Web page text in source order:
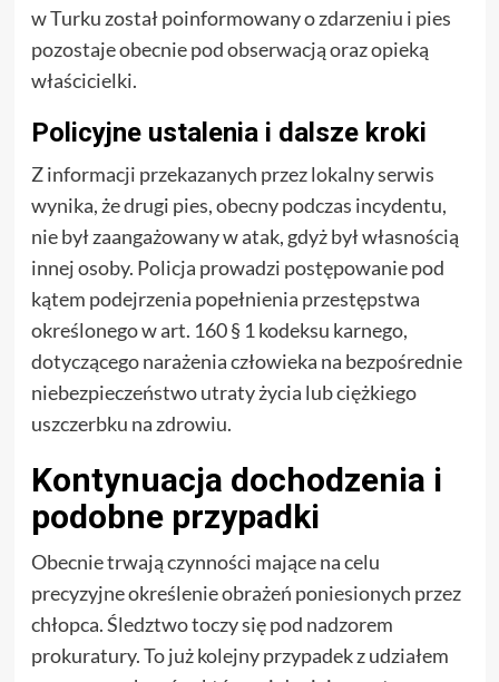
w Turku został poinformowany o zdarzeniu i pies
pozostaje obecnie pod obserwacją oraz opieką
właścicielki.
Policyjne ustalenia i dalsze kroki
Z informacji przekazanych przez lokalny serwis
wynika, że drugi pies, obecny podczas incydentu,
nie był zaangażowany w atak, gdyż był własnością
innej osoby. Policja prowadzi postępowanie pod
kątem podejrzenia popełnienia przestępstwa
określonego w art. 160 § 1 kodeksu karnego,
dotyczącego narażenia człowieka na bezpośrednie
niebezpieczeństwo utraty życia lub ciężkiego
uszczerbku na zdrowiu.
Kontynuacja dochodzenia i
podobne przypadki
Obecnie trwają czynności mające na celu
precyzyjne określenie obrażeń poniesionych przez
chłopca. Śledztwo toczy się pod nadzorem
prokuratury. To już kolejny przypadek z udziałem